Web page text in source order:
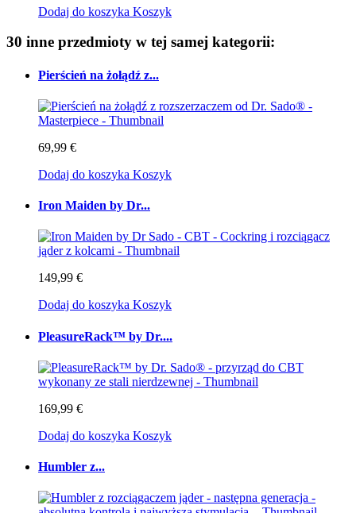
Dodaj do koszyka Koszyk
30 inne przedmioty w tej samej kategorii:
Pierścień na żołądź z...
69,99 €
Dodaj do koszyka Koszyk
Iron Maiden by Dr...
149,99 €
Dodaj do koszyka Koszyk
PleasureRack™ by Dr....
169,99 €
Dodaj do koszyka Koszyk
Humbler z...